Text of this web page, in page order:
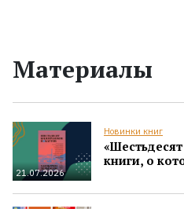
Материалы
21.07.2026
Новинки книг
книги, о